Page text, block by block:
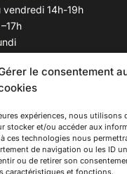
le consentement
expériences, nous utilisons
stocker et/ou accéder aux
ces technologies nous
de navigation ou les ID
ou de retirer son
caractéristiques et fonctions.
vendredi 14h-19h
: 04 78 53 06 40